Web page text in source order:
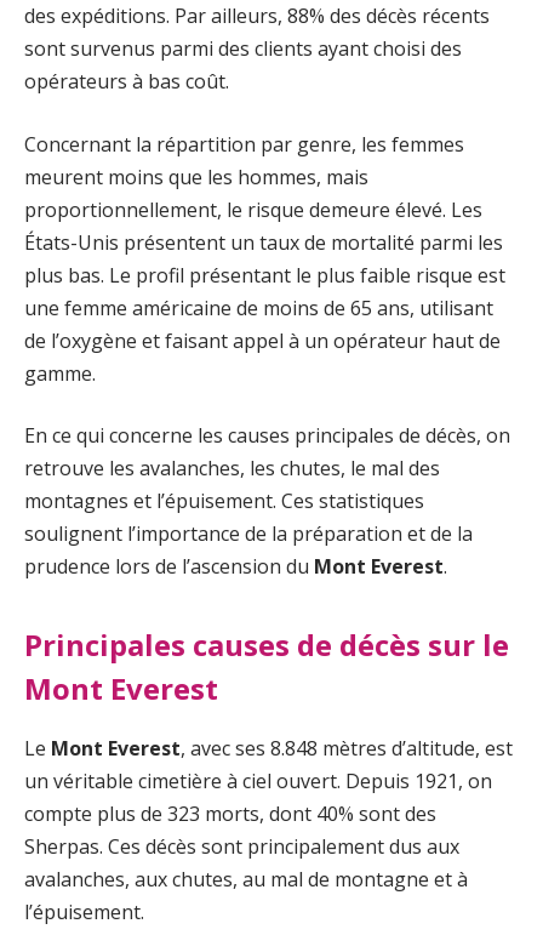
des expéditions. Par ailleurs, 88% des décès récents
sont survenus parmi des clients ayant choisi des
opérateurs à bas coût.
Concernant la répartition par genre, les femmes
meurent moins que les hommes, mais
proportionnellement, le risque demeure élevé. Les
États-Unis présentent un taux de mortalité parmi les
plus bas. Le profil présentant le plus faible risque est
une femme américaine de moins de 65 ans, utilisant
de l’oxygène et faisant appel à un opérateur haut de
gamme.
En ce qui concerne les causes principales de décès, on
retrouve les avalanches, les chutes, le mal des
montagnes et l’épuisement. Ces statistiques
soulignent l’importance de la préparation et de la
prudence lors de l’ascension du Mont Everest.
Principales causes de décès sur le
Mont Everest
Le Mont Everest, avec ses 8.848 mètres d’altitude, est
un véritable cimetière à ciel ouvert. Depuis 1921, on
compte plus de 323 morts, dont 40% sont des
Sherpas. Ces décès sont principalement dus aux
avalanches, aux chutes, au mal de montagne et à
l’épuisement.